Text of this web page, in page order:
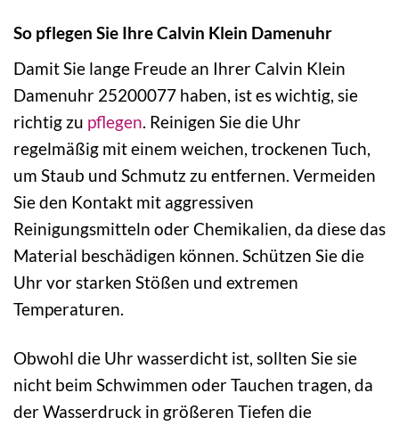
So pflegen Sie Ihre Calvin Klein Damenuhr
Damit Sie lange Freude an Ihrer Calvin Klein
Damenuhr 25200077 haben, ist es wichtig, sie
richtig zu pflegen. Reinigen Sie die Uhr
regelmäßig mit einem weichen, trockenen Tuch,
um Staub und Schmutz zu entfernen. Vermeiden
Sie den Kontakt mit aggressiven
Reinigungsmitteln oder Chemikalien, da diese das
Material beschädigen können. Schützen Sie die
Uhr vor starken Stößen und extremen
Temperaturen.
Obwohl die Uhr wasserdicht ist, sollten Sie sie
nicht beim Schwimmen oder Tauchen tragen, da
der Wasserdruck in größeren Tiefen die